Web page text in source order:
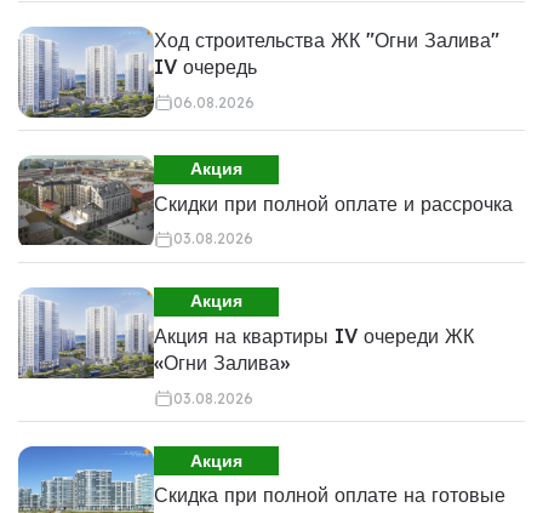
Ход строительства ЖК "Огни Залива"
IV очередь
06.08.2026
Акция
Скидки при полной оплате и рассрочка
03.08.2026
Акция
Акция на квартиры IV очереди ЖК
«Огни Залива»
03.08.2026
Акция
Скидка при полной оплате на готовые